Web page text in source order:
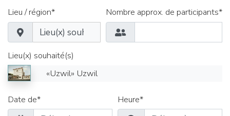
Lieu / région* Nombre approx. de participants*
Lieu(x) souhaité(s)
«Uzwil» Uzwil
Date de* Heure*